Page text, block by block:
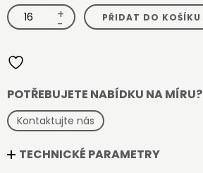
Šampon
na
vlasy
Milano
1972
300
množství
+
- PŘIDAT DO KOŠÍKU
POTŘEBUJETE NABÍDKU NA MÍRU?
Kontaktujte nás
TECHNICKÉ PARAMETRY